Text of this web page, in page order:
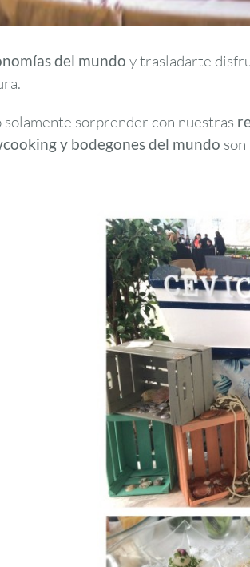
del mundo y trasladarte
solamente sorprender con nuestras
y bodegones del mundo